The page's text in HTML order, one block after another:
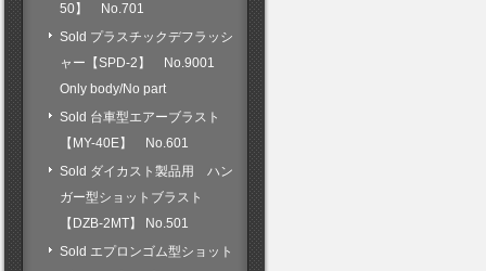
50】 No.701
Sold プラスチックデフラッシ
ャー【SPD-2】 No.9001
Only body/No part
Sold 台車型エアーブラスト
【MY-40E】 No.601
Sold ダイカスト製品用 ハン
ガー型ショットブラスト
【DZB-2MT】 No.501
Sold エプロンゴム型ショット